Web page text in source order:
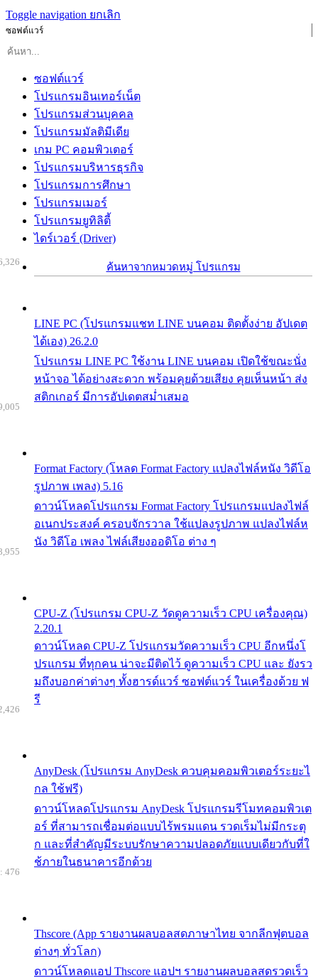
Toggle navigation ยกเลิก
ซอฟต์แวร์
ซอฟต์แวร์
โปรแกรมอินเทอร์เน็ต
โปรแกรมส่วนบุคคล
โปรแกรมมัลติมีเดีย
เกม PC คอมพิวเตอร์
โปรแกรมบริหารธุรกิจ
โปรแกรมการศึกษา
โปรแกรมเมอร์
โปรแกรมยูทิลิตี้
ไดร์เวอร์ (Driver)
ค้นหาจากหมวดหมู่ โปรแกรม
LINE PC (โปรแกรมแชท LINE บนคอม ติดตั้งง่าย อัปเดต
ได้เอง) 26.2.0
โปรแกรม LINE PC ใช้งาน LINE บนคอม เปิดใช้ขณะนั่ง
หน้าจอ ได้อย่างสะดวก พร้อมคุยด้วยเสียง คุยเห็นหน้า ส่ง
สติกเกอร์ มีการอัปเดตสม่ำเสมอ
Format Factory (โหลด Format Factory แปลงไฟล์หนัง วิดีโอ
รูปภาพ เพลง) 5.16
ดาวน์โหลดโปรแกรม Format Factory โปรแกรมแปลงไฟล์
อเนกประสงค์ ครอบจักรวาล ใช้แปลงรูปภาพ แปลงไฟล์ห
นัง วิดีโอ เพลง ไฟล์เสียงออดิโอ ต่าง ๆ
CPU-Z (โปรแกรม CPU-Z วัดดูความเร็ว CPU เครื่องคุณ)
2.20.1
ดาวน์โหลด CPU-Z โปรแกรมวัดความเร็ว CPU อีกหนึ่งโ
ปรแกรม ที่ทุกคน น่าจะมีติดไว้ ดูความเร็ว CPU และ ยังรว
มถึงบอกค่าต่างๆ ทั้งฮารด์แวร์ ซอฟต์แวร์ ในเครื่องด้วย ฟ
รี
AnyDesk (โปรแกรม AnyDesk ควบคุมคอมพิวเตอร์ระยะไ
กล ใช้ฟรี)
ดาวน์โหลดโปรแกรม AnyDesk โปรแกรมรีโมทคอมพิวเต
อร์ ที่สามารถเชื่อมต่อแบบไร้พรมแดน รวดเร็มไม่มีกระตุ
ก และที่สำคัญมีระบบรักษาความปลอดภัยแบบเดียวกับที่ใ
ช้ภายในธนาคารอีกด้วย
Thscore (App รายงานผลบอลสดภาษาไทย จากลีกฟุตบอล
ต่างๆ ทั่วโลก)
ดาวน์โหลดแอป Thscore แอปฯ รายงานผลบอลสดรวดเร็ว
476